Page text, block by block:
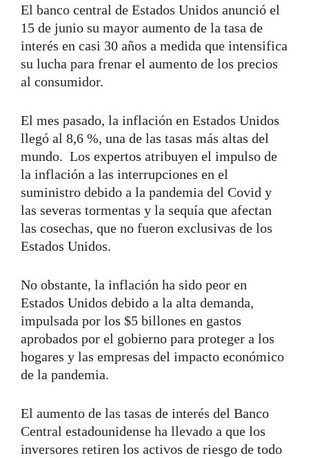
El banco central de Estados Unidos anunció el
15 de junio su mayor aumento de la tasa de
interés en casi 30 años a medida que intensifica
su lucha para frenar el aumento de los precios
al consumidor.
El mes pasado, la inflación en Estados Unidos
llegó al 8,6 %, una de las tasas más altas del
mundo. Los expertos atribuyen el impulso de
la inflación a las interrupciones en el
suministro debido a la pandemia del Covid y
las severas tormentas y la sequía que afectan
las cosechas, que no fueron exclusivas de los
Estados Unidos.
No obstante, la inflación ha sido peor en
Estados Unidos debido a la alta demanda,
impulsada por los $5 billones en gastos
aprobados por el gobierno para proteger a los
hogares y las empresas del impacto económico
de la pandemia.
El aumento de las tasas de interés del Banco
Central estadounidense ha llevado a que los
inversores retiren los activos de riesgo de todo